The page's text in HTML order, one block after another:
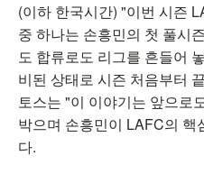
(이하 한국시간) "이번 시즌
중 하나는 손흥민의 첫 풀시
도 합류로도 리그를 흔들어
비된 상태로 시즌 처음부터
토스는 "이 이야기는 앞으로
박으며 손흥민이 LAFC의 핵
다.